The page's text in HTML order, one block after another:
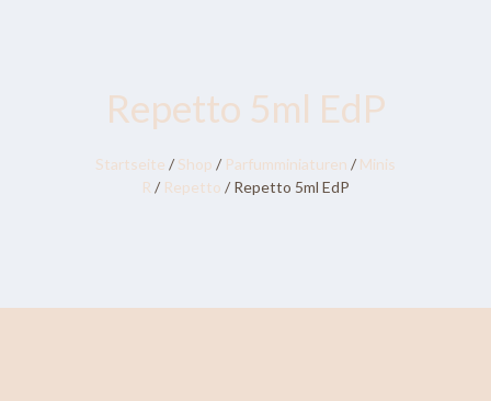
Repetto 5ml EdP
Startseite / Shop / Parfumminiaturen / Minis
R / Repetto / Repetto 5ml EdP